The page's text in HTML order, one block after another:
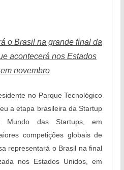
o Brasil na grande final da
acontecerá nos Estados
novembro
no Parque Tecnológico
a etapa brasileira da Startup
das Startups, em
competições globais de
representará o Brasil na final
nos Estados Unidos, em